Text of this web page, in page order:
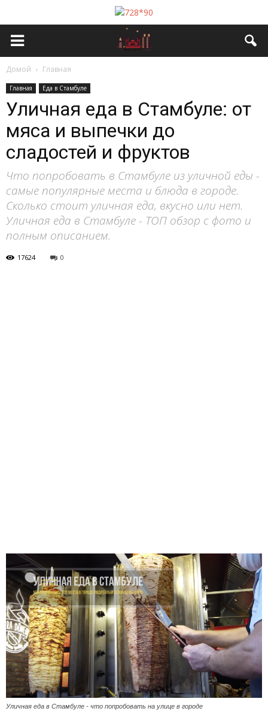
Домой Главная
Главная Еда в Стамбуле
Уличная еда в Стамбуле: от
мяса и выпечки до
сладостей и фруктов
Что попробовать в Стамбуле из уличной еды -
самые популярные места и блюда в городе.
Сколько стоит уличная еда, вкусно или нет.
Уличная еда в Стамбуле - ТОП обзор с фото и
полным описанием.
17624 0
Уличная еда в Стамбуле - что попробовать на улице в городе